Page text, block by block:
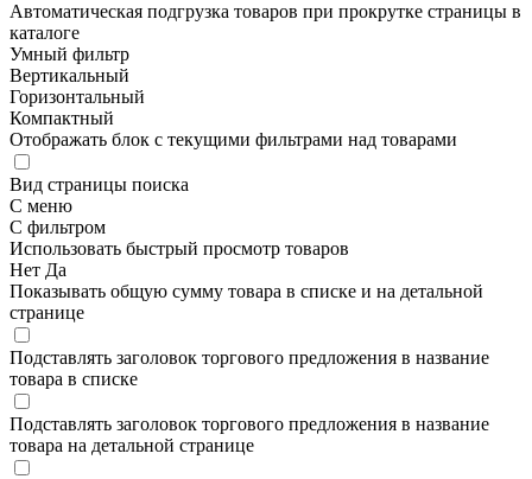
Автоматическая подгрузка товаров при прокрутке страницы в
каталоге
Умный фильтр
Вертикальный
Горизонтальный
Компактный
Отображать блок с текущими фильтрами над товарами
Вид страницы поиска
С меню
С фильтром
Использовать быстрый просмотр товаров
Нет Да
Показывать общую сумму товара в списке и на детальной
странице
Подставлять заголовок торгового предложения в название
товара в списке
Подставлять заголовок торгового предложения в название
товара на детальной странице